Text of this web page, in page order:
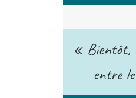
« Bientôt,
entre